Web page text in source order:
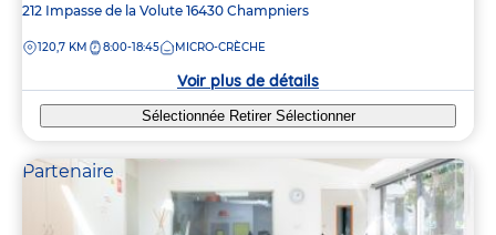
Adresse
la
212 Impasse de la Volute 16430 Champniers
DISTANCE
120,7 KM 8:00-18:45 MICRO-CRÈCHE
Voir plus de détails
Sélectionnée Retirer Sélectionner
Partenaire